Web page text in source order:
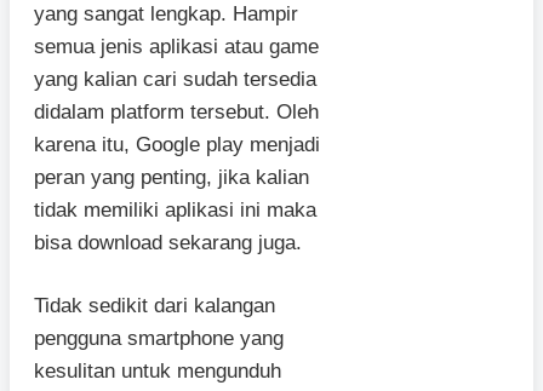
yang sangat lengkap. Hampir
semua jenis aplikasi atau game
yang kalian cari sudah tersedia
didalam platform tersebut. Oleh
karena itu, Google play menjadi
peran yang penting, jika kalian
tidak memiliki aplikasi ini maka
bisa download sekarang juga.
Tidak sedikit dari kalangan
pengguna smartphone yang
kesulitan untuk mengunduh